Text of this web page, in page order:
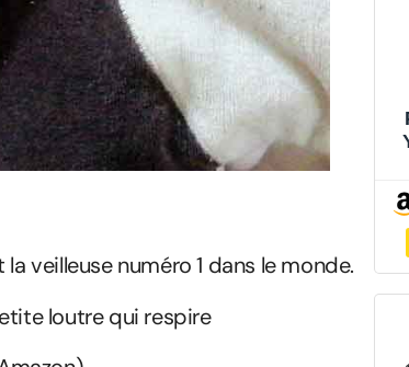
veilleuse numéro 1 dans le monde.
loutre qui respire